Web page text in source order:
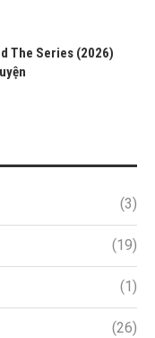
The Series (2026)
(3)
(19)
(1)
(26)